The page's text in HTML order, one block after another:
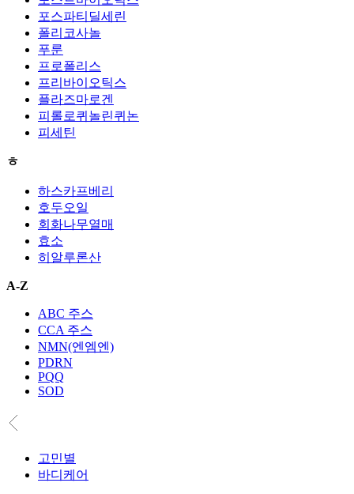
포스파티딜세린
폴리코사놀
푸룬
프로폴리스
프리바이오틱스
플라즈마로겐
피롤로퀴놀린퀴논
피세틴
ㅎ
하스카프베리
호두오일
회화나무열매
효소
히알루론산
A-Z
ABC 주스
CCA 주스
NMN(엔엠엔)
PDRN
PQQ
SOD
고민별
바디케어